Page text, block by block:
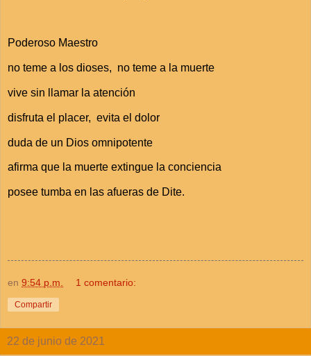
Poderoso Maestro
no teme a los dioses, no teme a la muerte
vive sin llamar la atención
disfruta el placer, evita el dolor
duda de un Dios omnipotente
afirma que la muerte extingue la conciencia
posee tumba en las afueras de Dite.
en 9:54 p.m. 1 comentario:
Compartir
22 de junio de 2021